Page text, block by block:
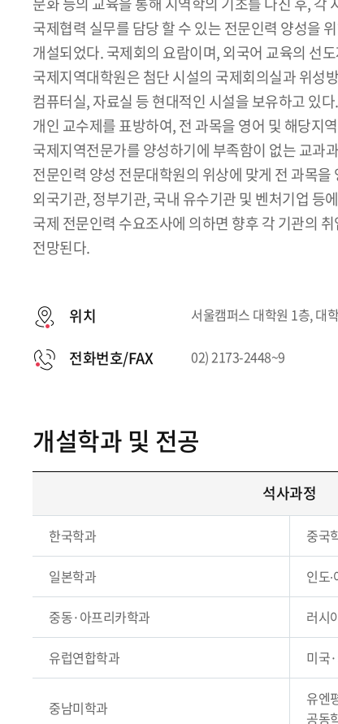
국제협력 실무를 담당 할 수 있는 전문인력 양성을
개설되었다. 국제회의 요람이며, 외국어 교육의 선
국제지역대학원은 첨단 시설의 국제회의실과 위성
컴퓨터실, 자료실 등 현대적인 시설을 보유하고 있
개인 교수제를 표방하여, 전 과목을 영어 및 해당지
국제지역전문가를 양성하기에 부족함이 없는 교과
전문인력 양성 전문대학원의 위상에 맞게 전 과목
외국기관, 정부기관, 국내 유수기관 및 벤처기업 등
국제 전문인력 수요조사에 의하면 향후 각 기관의
전망된다.
위치 서울캠퍼스 대학원 1층, 대
전화번호/FAX 02) 2173-2448~9
개설학과 및 전공
석사과정
한국학과 중국
일본학과 인도
중동·아프리카학과 러시
유럽연합학과 미국
중남미학과
유엔
공동